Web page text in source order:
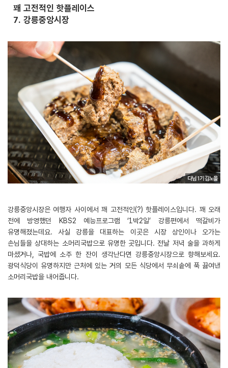
꽤 고전적인 핫플레이스
7. 강릉중앙시장
강릉중앙시장은 여행자 사이에서 꽤 고전적인(?) 핫플레이스입니다. 꽤 오래
전에 방영했던 KBS2 예능프로그램 ‘1박2일’ 강릉편에서 떡갈비가
유명해졌는데요. 사실 강릉을 대표하는 이곳은 시장 상인이나 오가는
손님들을 상대하는 소머리국밥으로 유명한 곳입니다. 전날 저녁 술을 과하게
마셨거나, 국밥에 소주 한 잔이 생각난다면 강릉중앙시장으로 향해보세요.
광덕식당이 유명하지만 근처에 있는 거의 모든 식당에서 무쇠솥에 푹 끓여낸
소머리국밥을 내어줍니다.